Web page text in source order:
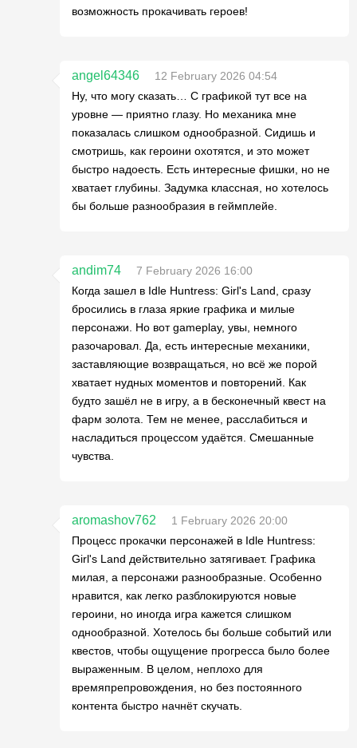
возможность прокачивать героев!
angel64346
12 February 2026 04:54
Ну, что могу сказать… С графикой тут все на
уровне — приятно глазу. Но механика мне
показалась слишком однообразной. Сидишь и
смотришь, как героини охотятся, и это может
быстро надоесть. Есть интересные фишки, но не
хватает глубины. Задумка классная, но хотелось
бы больше разнообразия в геймплейе.
andim74
7 February 2026 16:00
Когда зашел в Idle Huntress: Girl's Land, сразу
бросились в глаза яркие графика и милые
персонажи. Но вот gameplay, увы, немного
разочаровал. Да, есть интересные механики,
заставляющие возвращаться, но всё же порой
хватает нудных моментов и повторений. Как
будто зашёл не в игру, а в бесконечный квест на
фарм золота. Тем не менее, расслабиться и
насладиться процессом удаётся. Смешанные
чувства.
aromashov762
1 February 2026 20:00
Процесс прокачки персонажей в Idle Huntress:
Girl's Land действительно затягивает. Графика
милая, а персонажи разнообразные. Особенно
нравится, как легко разблокируются новые
героини, но иногда игра кажется слишком
однообразной. Хотелось бы больше событий или
квестов, чтобы ощущение прогресса было более
выраженным. В целом, неплохо для
времяпрепровождения, но без постоянного
контента быстро начнёт скучать.